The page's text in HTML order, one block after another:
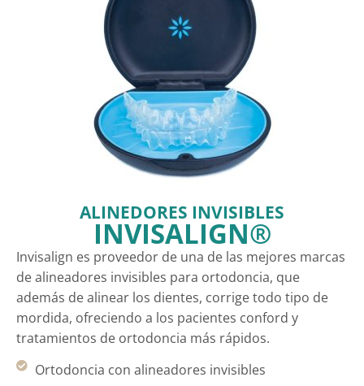
ALINEDORES INVISIBLES
INVISALIGN®
Invisalign es proveedor de una de las mejores marcas
de alineadores invisibles para ortodoncia, que
además de alinear los dientes, corrige todo tipo de
mordida, ofreciendo a los pacientes conford y
tratamientos de ortodoncia más rápidos.
Ortodoncia con alineadores invisibles